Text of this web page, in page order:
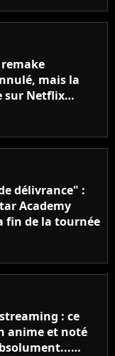
remake
mais la
sur Netflix
version
délivrance" :
Academy
fin de la tournée
: ce
anime et noté